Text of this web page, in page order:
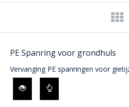
PE Spanring voor grondhuls
Vervanging PE spanringen voor